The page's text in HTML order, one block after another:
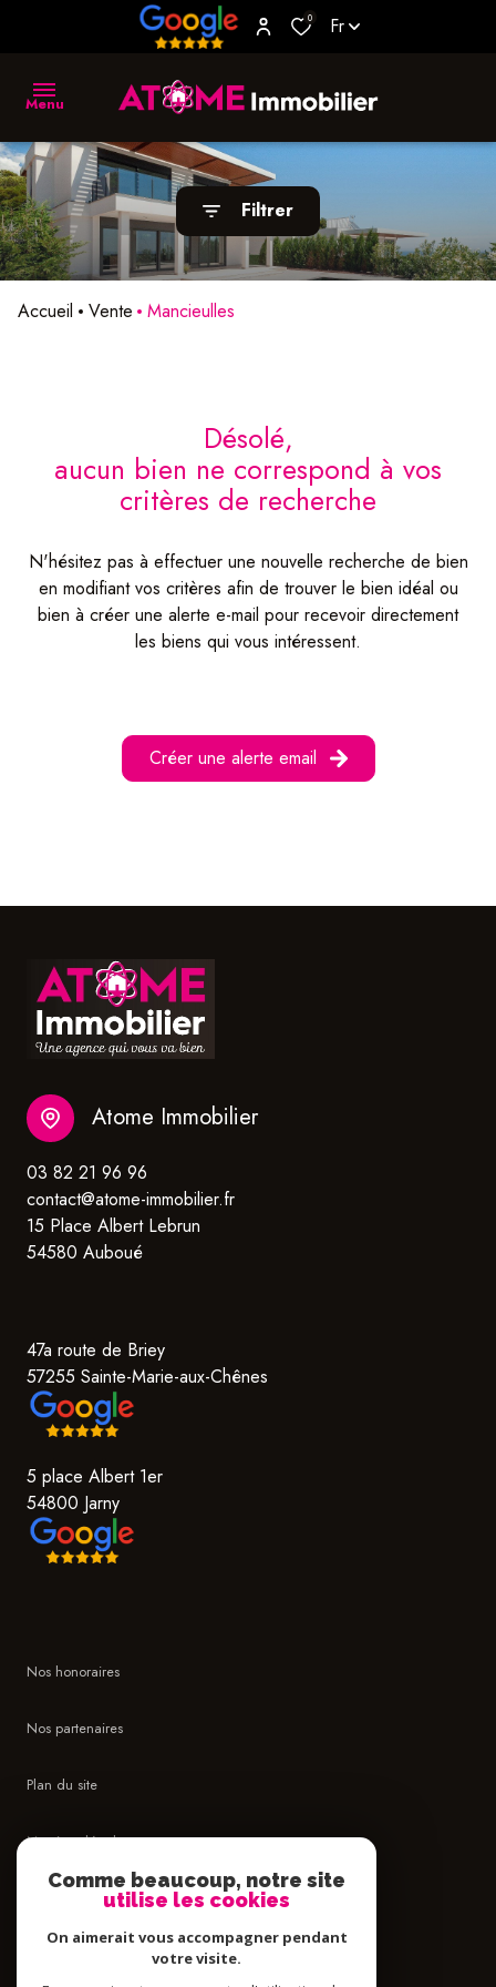
0 Fr
Menu
accueil
vente
location
L'agence
services
Filtrer
Accueil Vente Mancieulles
désolé,
aucun bien ne correspond à vos
critères de recherche
N'hésitez pas à effectuer une nouvelle recherche de bien
en modifiant vos critères afin de trouver le bien idéal ou
bien à créer une alerte e-mail pour recevoir directement
les biens qui vous intéressent.
Créer une alerte email
Atome Immobilier
03 82 21 96 96
contact@atome-immobilier.fr
15 Place Albert Lebrun
54580 Auboué
47a route de Briey
57255 Sainte-Marie-aux-Chênes
5 place Albert 1er
54800 Jarny
Nos honoraires
Nos partenaires
Plan du site
Mentions légales
Comme beaucoup, notre site
utilise les cookies
On aimerait vous accompagner pendant
votre visite.